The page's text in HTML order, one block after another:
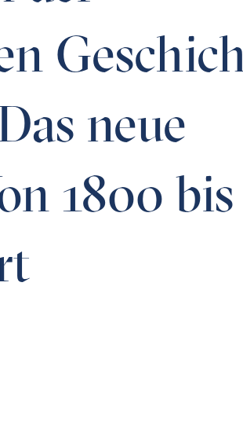
neue
1800